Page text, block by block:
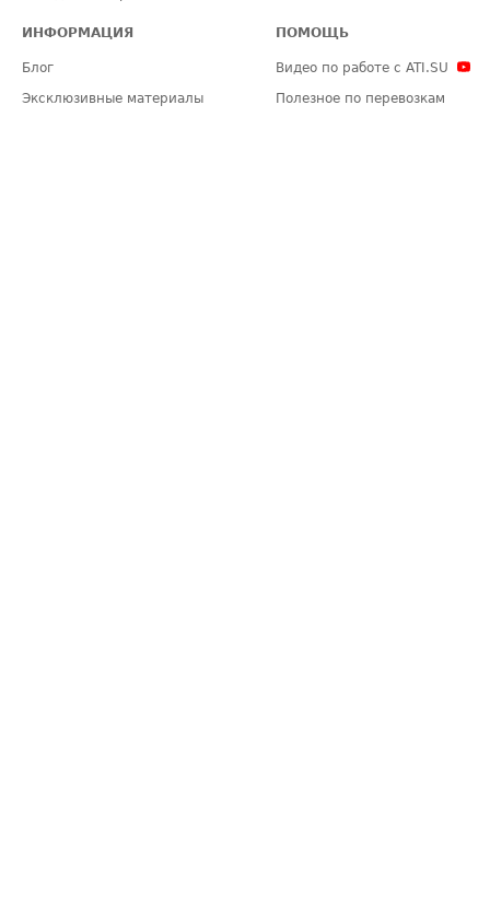
ИНФОРМАЦИЯ
Блог
Эксклюзивные материалы
ПОМОЩЬ
Видео по работе с ATI.SU
Полезное по перевозкам